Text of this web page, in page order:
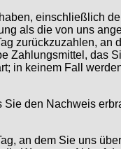
einschließlich
als die von uns
zurückzuzahlen, an
Zahlungsmittel, das
in keinem Fall
den Nachweis
an dem Sie uns